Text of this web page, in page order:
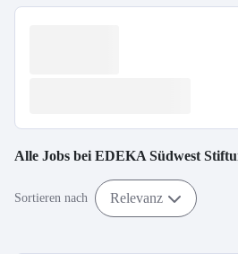
Alle Jobs bei EDEKA Südwest
Sortieren nach Relevanz